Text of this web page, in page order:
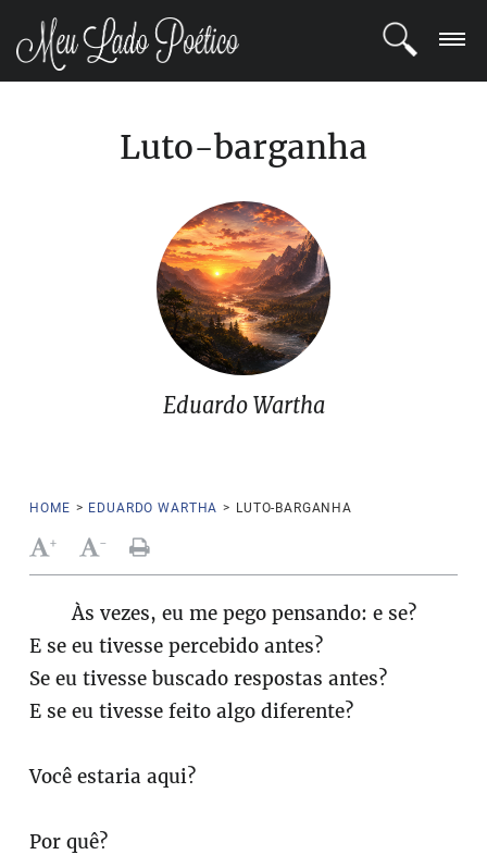
REGISTROLuto-barganha
Eduardo Wartha
HOME > EDUARDO WARTHA > LUTO-BARGANHA
+ -
Às vezes, eu me pego pensando: e se?
E se eu tivesse percebido antes?
Se eu tivesse buscado respostas antes?
E se eu tivesse feito algo diferente?
Você estaria aqui?
Por quê?